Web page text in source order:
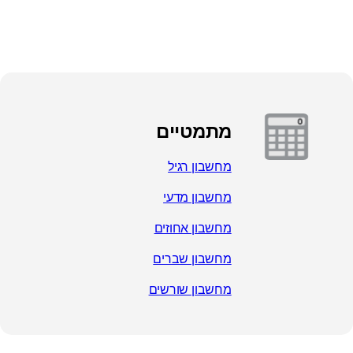
מתמטיים
מחשבון רגיל
מחשבון מדעי
מחשבון אחוזים
מחשבון שברים
מחשבון שורשים